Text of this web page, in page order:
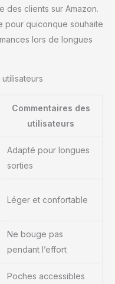
des clients sur Amazon.
pour quiconque souhaite
lors de longues
Commentaires des
utilisateurs
Adapté pour longues
sorties
Léger et confortable
Ne bouge pas
pendant l’effort
Poches accessibles